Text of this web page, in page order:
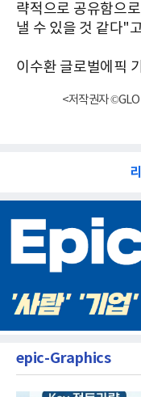
략적으로 공유함으
낼 수 있을 것 같다"
이수환 글로벌에픽
<저작권자
epic-Graphics